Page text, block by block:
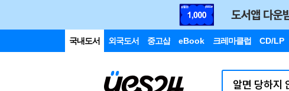
국내도서 외국도서 중고샵 eBook 크레마클럽 CD/LP